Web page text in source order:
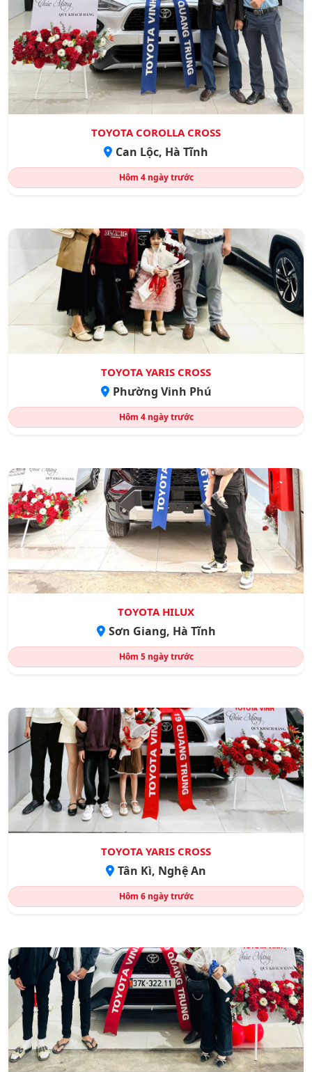
TOYOTA COROLLA CROSS
Can Lộc, Hà Tĩnh
Hôm 4 ngày trước
TOYOTA YARIS CROSS
Phường Vinh Phú
Hôm 4 ngày trước
TOYOTA HILUX
Sơn Giang, Hà Tĩnh
Hôm 5 ngày trước
TOYOTA YARIS CROSS
Tân Kì, Nghệ An
Hôm 6 ngày trước